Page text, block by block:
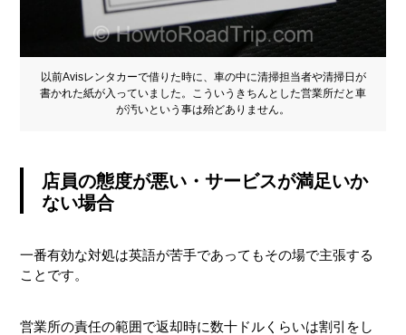
以前Avisレンタカーで借りた時に、車の中に清掃担当者や清掃日が
書かれた紙が入っていました。こういうきちんとした営業所だと車
が汚いという事は殆どありません。
店員の態度が悪い・サービスが満足いか
ない場合
一番有効な対処は英語が苦手であってもその場で主張する
ことです。
営業所の責任の範囲で返却時に数十ドルくらいは割引をし